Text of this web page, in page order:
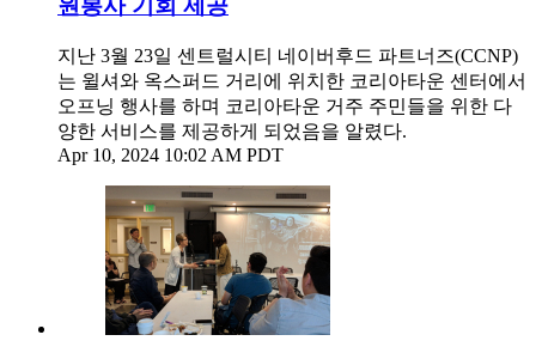
원봉사 기회 제공
지난 3월 23일 센트럴시티 네이버후드 파트너즈(CCNP)
는 윌셔와 옥스퍼드 거리에 위치한 코리아타운 센터에서
오프닝 행사를 하며 코리아타운 거주 주민들을 위한 다
양한 서비스를 제공하게 되었음을 알렸다.
Apr 10, 2024 10:02 AM PDT